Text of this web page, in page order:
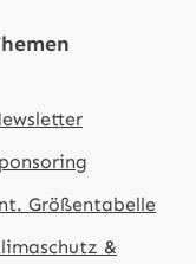
Größentabelle
&